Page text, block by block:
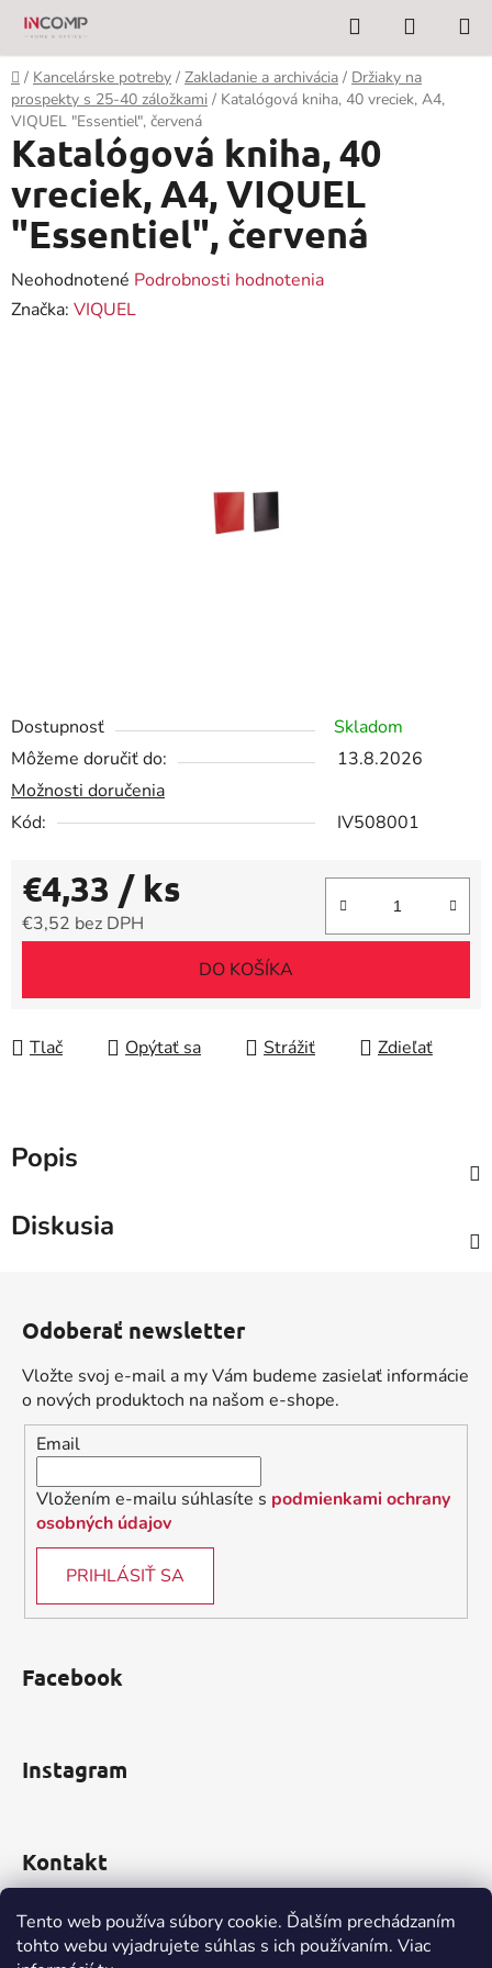
Tento web používa súbory cookie. Ďalším prechádzaním
tohto webu vyjadrujete súhlas s ich používaním. Viac
Prejsť
obsah
Hľadať
KOŠÍK
Domov
/ Kancelárske potreby / Zakladanie a archivácia / Držiaky na
prospekty s 25-40 záložkami / Katalógová kniha, 40 vreciek, A4,
VIQUEL "Essentiel", červená
Dostupnosť
Skladom
Môžeme doručiť do:
13.8.2026
Možnosti doručenia
Kód:
IV508001
€4,33 / ks
€3,52 bez DPH
DO KOŠÍKA
Tlač Opýtať sa Strážiť Zdieľať
Katalógová kniha, 40
vreciek, A4, VIQUEL
"Essentiel", červená
Priemerné
hodnotenie
Neohodnotené Podrobnosti hodnotenia
Značka: VIQUEL
Popis
Diskusia
Odoberať newsletter
Vložte svoj e-mail a my Vám budeme zasielať informácie
o nových produktoch na našom e-shope.
Email
Vložením e-mailu súhlasíte s podmienkami ochrany
osobných údajov
PRIHLÁSIŤ SA
Facebook
Instagram
Kontakt
obchod@incomp.sk